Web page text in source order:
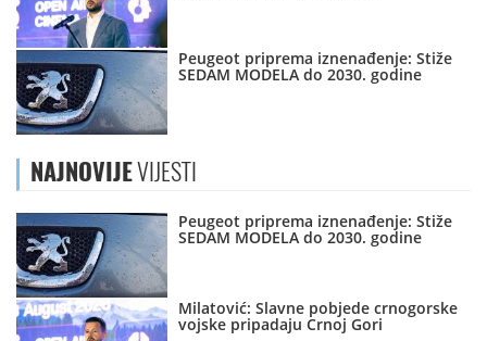
Peugeot priprema iznenađenje: Stiže
SEDAM MODELA do 2030. godine
NAJNOVIJEVIJESTI
Peugeot priprema iznenađenje: Stiže
SEDAM MODELA do 2030. godine
Milatović: Slavne pobjede crnogorske
vojske pripadaju Crnoj Gori